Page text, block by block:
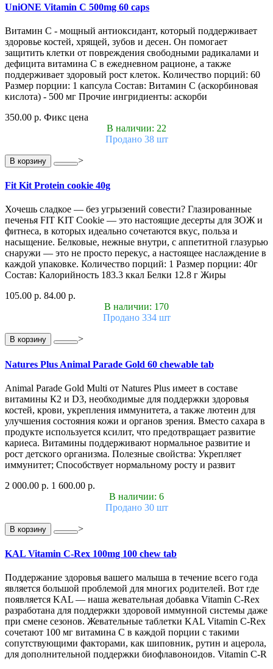
UniONE Vitamin С 500mg 60 caps
Витамин С - мощный антиоксидант, который поддерживает
здоровье костей, хрящей, зубов и десен. Он помогает
защитить клетки от повреждения свободными радикалами и
дефицита витамина С в ежедневном рационе, а также
поддерживает здоровый рост клеток. Количество порций: 60
Размер порции: 1 капсула Состав: Витамин С (аскорбиновая
кислота) - 500 мг Прочие ингридиенты: аскорби
350.00 р. Фикс цена
В наличии: 22
Продано 38 шт
В корзину >
Fit Kit Protein cookie 40g
Хочешь сладкое — без угрызений совести? Глазированные
печенья FIT KIT Cookie — это настоящие десерты для ЗОЖ и
фитнеса, в которых идеально сочетаются вкус, польза и
насыщение. Белковые, нежные внутри, с аппетитной глазурью
снаружи — это не просто перекус, а настоящее наслаждение в
каждой упаковке. Количество порций: 1 Размер порции: 40г
Состав: Калорийность 183.3 ккал Белки 12.8 г Жиры
105.00 р. 84.00 р.
В наличии: 170
Продано 334 шт
В корзину >
Natures Plus Animal Parade Gold 60 chewable tab
Animal Parade Gold Multi от Natures Plus имеет в составе
витамины К2 и D3, необходимые для поддержки здоровья
костей, крови, укрепления иммунитета, а также лютеин для
улучшения состояния кожи и органов зрения. Вместо сахара в
продукте используется ксилит, что предотвращает развитие
кариеса. Витамины поддерживают нормальное развитие и
рост детского организма. Полезные свойства: Укрепляет
иммунитет; Способствует нормальному росту и развит
2 000.00 р. 1 600.00 р.
В наличии: 6
Продано 30 шт
В корзину >
KAL Vitamin C-Rex 100mg 100 chew tab
Поддержание здоровья вашего малыша в течение всего года
является большой проблемой для многих родителей. Вот где
появляется KAL — наша жевательная добавка Vitamin C-Rex
разработана для поддержки здоровой иммунной системы даже
при смене сезонов. Жевательные таблетки KAL Vitamin C-Rex
сочетают 100 мг витамина C в каждой порции с такими
сопутствующими факторами, как шиповник, рутин и ацерола,
для дополнительной поддержки биофлавоноидов. Vitamin C-R